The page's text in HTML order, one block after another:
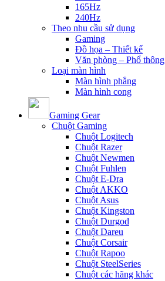
165Hz
240Hz
Theo nhu cầu sử dụng
Gaming
Đồ họa – Thiết kế
Văn phòng – Phổ thông
Loại màn hình
Màn hình phẳng
Màn hình cong
Gaming Gear
Chuột Gaming
Chuột Logitech
Chuột Razer
Chuột Newmen
Chuột Fuhlen
Chuột E-Dra
Chuột AKKO
Chuột Asus
Chuột Kingston
Chuột Durgod
Chuột Dareu
Chuột Corsair
Chuột Rapoo
Chuột SteelSeries
Chuột các hãng khác